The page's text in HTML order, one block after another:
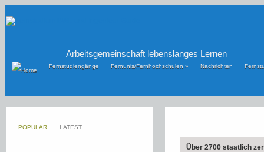
Arbeitsgemeinschaft lebenslanges Lernen
Fernstudiengänge Fernunis/Fernhochschulen » Nachrichten
Über 2700 staatlich
POPULAR LATEST